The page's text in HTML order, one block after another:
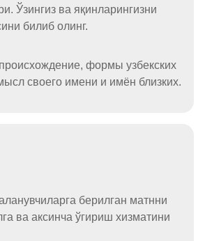
Ўзингиз ва яқинларингизни
билиб олинг.
формы узбекских
своего имени и имён близких.
берилган матнни
ва аксинча ўгириш хизматини